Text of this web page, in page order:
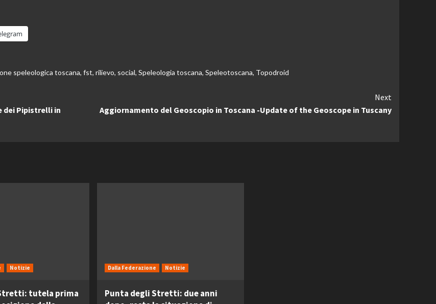
speleologica toscana, fst, rilievo, social, Speleologia toscana, Speleotoscana, Topodroid
dei Pipistrelli in
Next
Aggiornamento del Geoscopio in Toscana -Update of the Geoscope in Tuscany
Notizie
tutela prima
Dalla Federazione Notizie
Punta degli Stretti: due anni